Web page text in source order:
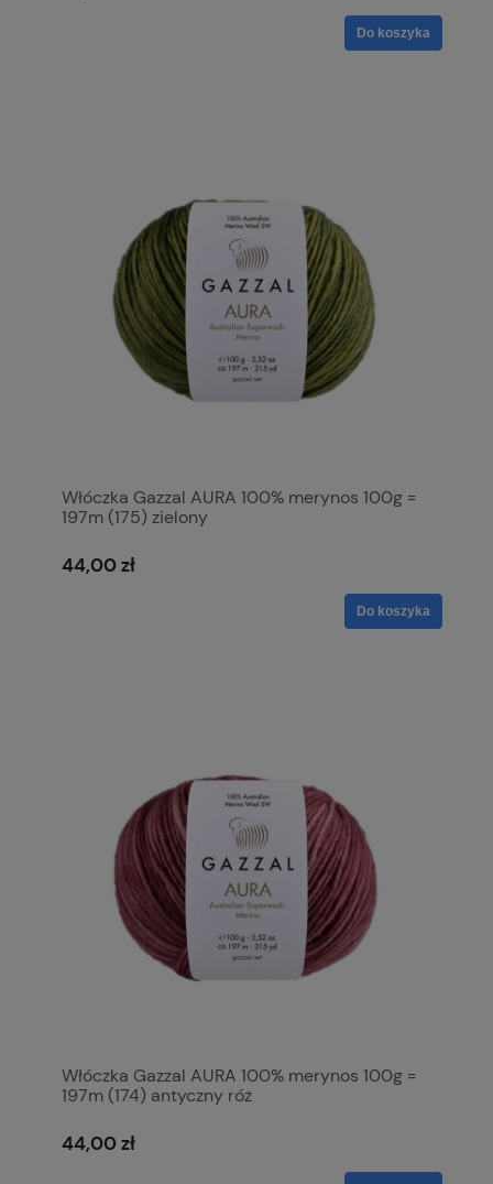
Do koszyka
Włóczka Gazzal AURA 100% merynos 100g =
197m (175) zielony
44,00 zł
Do koszyka
Włóczka Gazzal AURA 100% merynos 100g =
197m (174) antyczny róż
44,00 zł